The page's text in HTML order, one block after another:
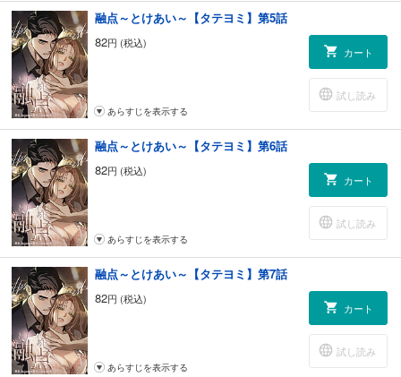
融点～とけあい～【タテヨミ】第5話
82円 (税込)
カート
試し読み
あらすじを表示する
融点～とけあい～【タテヨミ】第6話
82円 (税込)
カート
試し読み
あらすじを表示する
融点～とけあい～【タテヨミ】第7話
82円 (税込)
カート
試し読み
あらすじを表示する